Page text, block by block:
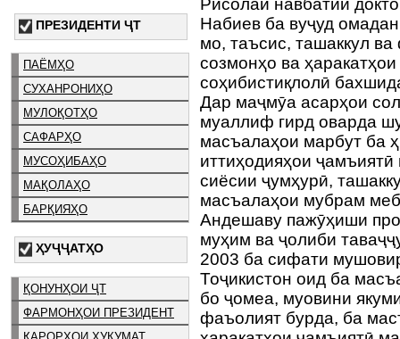
ПРЕЗИДЕНТИ ҶТ
ПАЁМҲО
СУХАНРОНИҲО
МУЛОҚОТҲО
САФАРҲО
МУСОҲИБАҲО
МАҚОЛАҲО
БАРҚИЯҲО
ҲУҶҶАТҲО
ҚОНУНҲОИ ҶТ
ФАРМОНҲОИ ПРЕЗИДЕНТ
Рисолаи навбатии
Набиев ба вуҷуд
мо, таъсис, ташаккул
созмонҳо ва
соҳибистиқлолӣ
Дар маҷмӯа асарҳои
муаллиф гирд оварда
масъалаҳои марбут ба
иттиҳодияҳои
сиёсии ҷумҳурӣ,
масъалаҳои мубрам
Андешаву пажӯҳиши
муҳим ва ҷолиби
2003 ба сифати
Тоҷикистон оид ба
бо ҷомеа, муовини
фаъолият бурда, ба